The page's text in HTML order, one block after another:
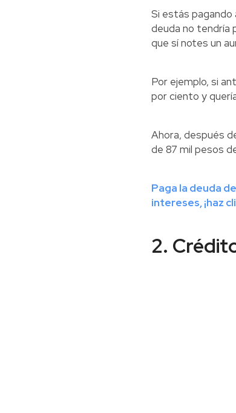
Si estás
deuda no tendría
que sí notes un
Por ejemplo, si
por ciento y
Ahora, después
de 87 mil pesos
Paga la deuda
intereses, ¡haz
2.